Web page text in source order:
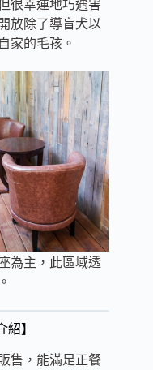
很幸運地巧遇害
放除了導盲犬以
家的毛孩。
為主，此區域透
紹】
售，能滿足正餐